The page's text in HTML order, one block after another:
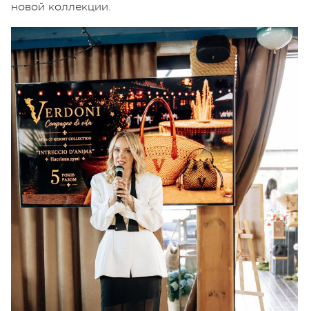
новой коллекции.